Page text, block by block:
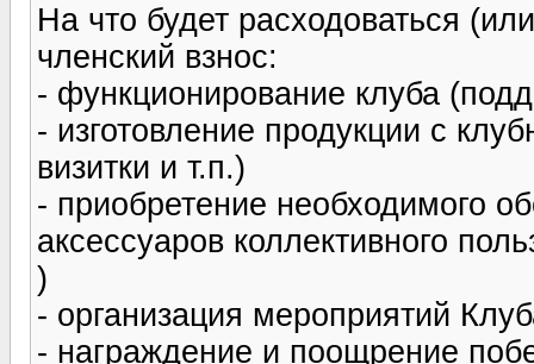
На что будет расходоваться
членский взнос:
- функционирование клуба
- изготовление продукции с
визитки и т.п.)
- приобретение необходимого
аксессуаров коллективного
)
- организация мероприятий
- награждение и поощрение